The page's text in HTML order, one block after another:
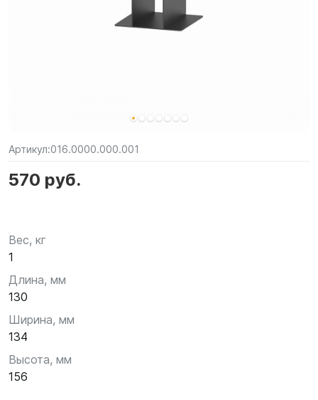
Артикул:016.0000.000.001
570 руб.
Вес, кг
1
Длина, мм
130
Ширина, мм
134
Высота, мм
156